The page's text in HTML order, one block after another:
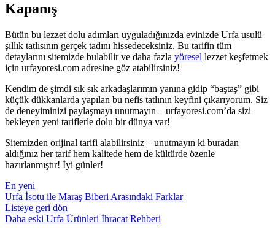
Kapanış
Bütün bu lezzet dolu adımları uyguladığınızda evinizde Urfa usulü
şıllık tatlısının gerçek tadını hissedeceksiniz. Bu tarifin tüm
detaylarını sitemizde bulabilir ve daha fazla yöresel lezzet keşfetmek
için urfayoresi.com adresine göz atabilirsiniz!
Kendim de şimdi sık sık arkadaşlarımın yanına gidip “baştaş” gibi
küçük dükkanlarda yapılan bu nefis tatlının keyfini çıkarıyorum. Siz
de deneyiminizi paylaşmayı unutmayın – urfayoresi.com’da sizi
bekleyen yeni tariflerle dolu bir dünya var!
Sitemizden orijinal tarifi alabilirsiniz – unutmayın ki buradan
aldığınız her tarif hem kalitede hem de kültürde özenle
hazırlanmıştır! İyi günler!
En yeni
Urfa İsotu ile Maraş Biberi Arasındaki Farklar
Listeye geri dön
Daha eski Urfa Ürünleri İhracat Rehberi